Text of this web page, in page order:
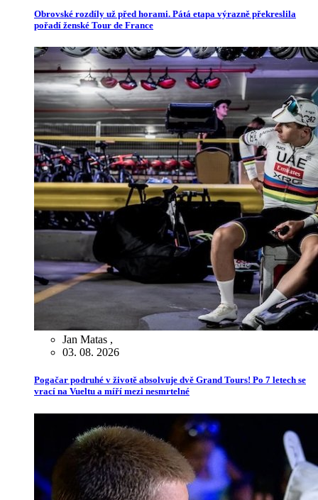
Obrovské rozdíly už před horami. Pátá etapa výrazně překreslila
pořadí ženské Tour de France
Jan Matas ,
03. 08. 2026
Pogačar podruhé v životě absolvuje dvě Grand Tours! Po 7 letech se
vrací na Vueltu a míří mezi nesmrtelné